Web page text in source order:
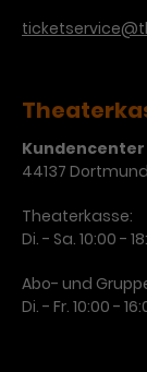
Zweck
Kundencenter
44137 Dortmund
Theaterkasse:
Di. - Sa. 10:00 -
Abo- und
Di. - Fr. 10:00 -